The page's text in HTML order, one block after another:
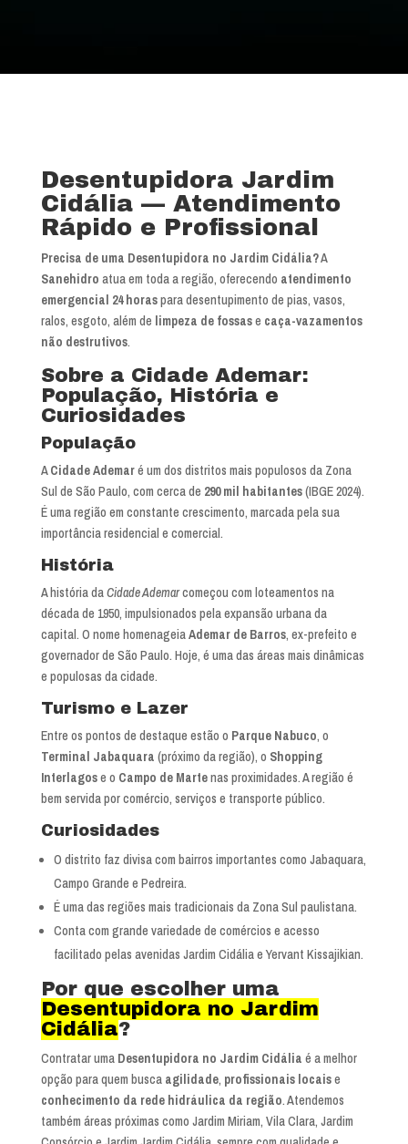
Desentupidora Jardim
Cidália — Atendimento
Rápido e Profissional
Precisa de uma Desentupidora no Jardim Cidália?A
Sanehidro atua em toda a região, oferecendo atendimento
emergencial 24 horaspara desentupimento de pias, vasos,
ralos, esgoto, além de limpeza de fossase caça-vazamentos
não destrutivos.
Sobre a Cidade Ademar:
População, História e
Curiosidades
População
ACidade Ademaré um dos distritos mais populosos da Zona
Sul de São Paulo, com cerca de 290 mil habitantes(IBGE 2024).
É uma região em constante crescimento, marcada pela sua
importância residencial e comercial.
História
A história daCidade Ademarcomeçou com loteamentos na
década de 1950, impulsionados pela expansão urbana da
capital. O nome homenageiaAdemar de Barros, ex-prefeito e
governador de São Paulo. Hoje, é uma das áreas mais dinâmicas
e populosas da cidade.
Turismo e Lazer
Entre os pontos de destaque estão o Parque Nabuco, o
Terminal Jabaquara (próximo da região), o Shopping
Interlagose o Campo de Martenas proximidades. A região é
bem servida por comércio, serviços e transporte público.
Curiosidades
O distrito faz divisa com bairros importantes como Jabaquara,
Campo Grande e Pedreira.
É uma das regiões mais tradicionais da Zona Sul paulistana.
Conta com grande variedade de comércios e acesso
facilitado pelas avenidas Jardim Cidália e Yervant Kissajikian.
Por que escolher uma
Desentupidora no Jardim
Cidália?
Contratar uma Desentupidora no Jardim Cidália é a melhor
opção para quem busca agilidade, profissionais locaise
conhecimento da rede hidráulica da região. Atendemos
também áreas próximas como Jardim Miriam, Vila Clara, Jardim